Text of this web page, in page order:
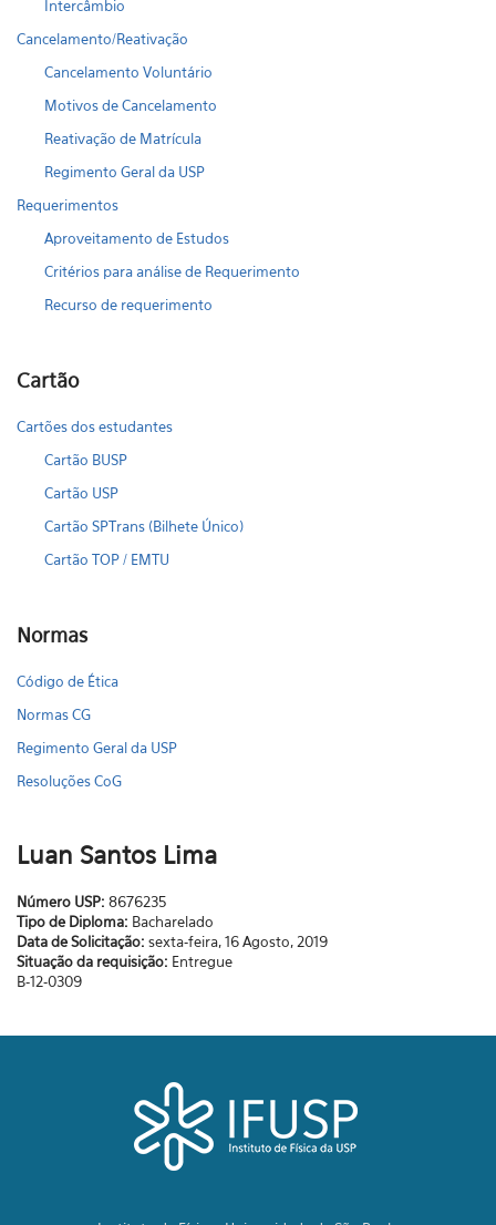
Intercâmbio
Cancelamento/Reativação
Cancelamento Voluntário
Motivos de Cancelamento
Reativação de Matrícula
Regimento Geral da USP
Requerimentos
Aproveitamento de Estudos
Critérios para análise de Requerimento
Recurso de requerimento
Cartão
Cartões dos estudantes
Cartão BUSP
Cartão USP
Cartão SPTrans (Bilhete Único)
Cartão TOP / EMTU
Normas
Código de Ética
Normas CG
Regimento Geral da USP
Resoluções CoG
Luan Santos Lima
Número USP: 8676235
Tipo de Diploma: Bacharelado
Data de Solicitação: sexta-feira, 16 Agosto, 2019
Situação da requisição: Entregue
B-12-0309